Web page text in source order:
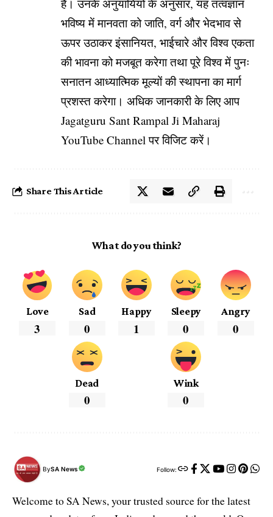
हैं। उनके अनुयायियों के अनुसार, यह तत्वज्ञान
भविष्य में मानवता को जाति, वर्ग और भेदभाव से
ऊपर उठाकर इंसानियत, भाईचारे और विश्व एकता
की भावना को मजबूत करेगा तथा पूरे विश्व में पुनः
सनातन आध्यात्मिक मूल्यों की स्थापना का मार्ग
प्रशस्त करेगा। अधिक जानकारी के लिए आप
Jagatguru Sant Rampal Ji Maharaj
YouTube Channelपर विजिट करें।
Share This Article
What do you think?
Love
3
Sad
0
Happy
1
Sleepy
0
Angry
0
Dead
0
Wink
0
BySA News Follow:
Welcome to SA News, your trusted source for the latest